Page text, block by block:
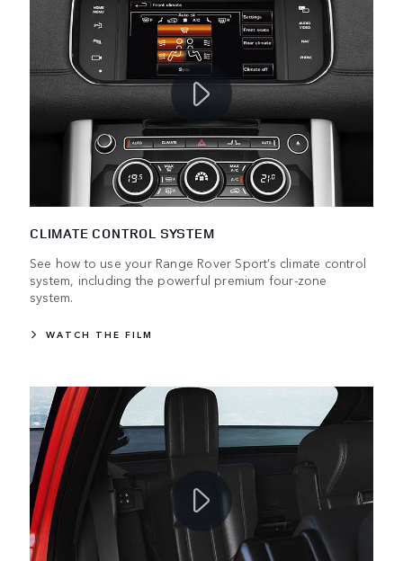
CLIMATE CONTROL SYSTEM
See how to use your Range Rover Sport’s climate control
system, including the powerful premium four-zone
system.
WATCH THE FILM